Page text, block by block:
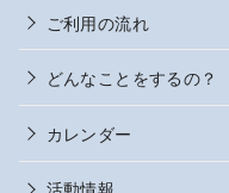
ご利用の流れ
どんなことをするの？
カレンダー
活動情報